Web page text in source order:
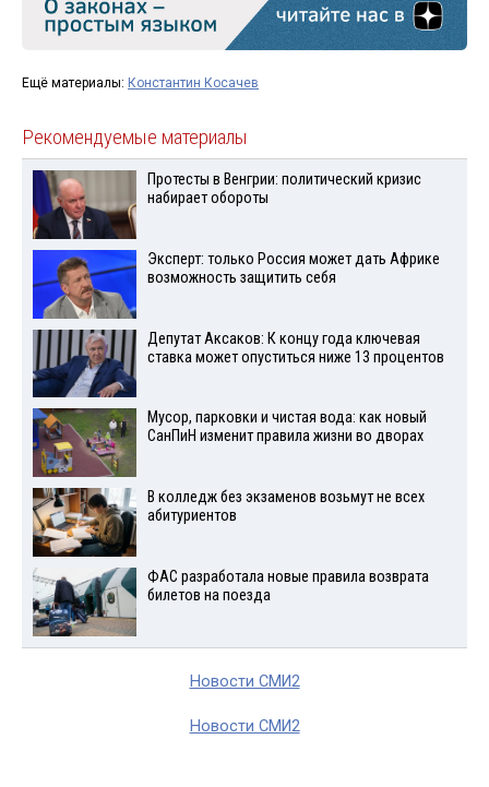
Ещё материалы: Константин Косачев
Рекомендуемые материалы
Протесты в Венгрии: политический кризис
набирает обороты
Эксперт: только Россия может дать Африке
возможность защитить себя
Депутат Аксаков: К концу года ключевая
ставка может опуститься ниже 13 процентов
Мусор, парковки и чистая вода: как новый
СанПиН изменит правила жизни во дворах
В колледж без экзаменов возьмут не всех
абитуриентов
ФАС разработала новые правила возврата
билетов на поезда
Новости СМИ2
Новости СМИ2